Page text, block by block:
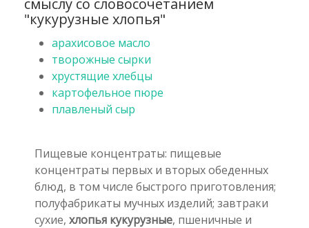
смыслу со словосочетанием
"кукурузные хлопья"
арахисовое масло
творожные сырки
хрустящие хлебцы
картофельное пюре
плавленый сыр
Пищевые концентраты: пищевые
концентраты первых и вторых обеденных
блюд, в том числе быстрого приготовления;
полуфабрикаты мучных изделий; завтраки
сухие, хлопья кукурузные, пшеничные и